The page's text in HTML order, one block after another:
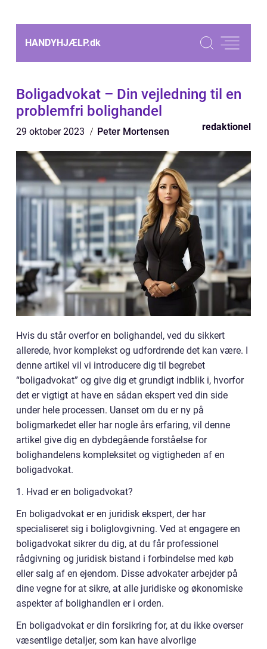
HANDYHJÆLP.dk
Boligadvokat – Din vejledning til en
problemfri bolighandel
29 oktober 2023 Peter Mortensen redaktionel
Hvis du står overfor en bolighandel, ved du sikkert
allerede, hvor komplekst og udfordrende det kan være. I
denne artikel vil vi introducere dig til begrebet
“boligadvokat” og give dig et grundigt indblik i, hvorfor
det er vigtigt at have en sådan ekspert ved din side
under hele processen. Uanset om du er ny på
boligmarkedet eller har nogle års erfaring, vil denne
artikel give dig en dybdegående forståelse for
bolighandelens kompleksitet og vigtigheden af en
boligadvokat.
1. Hvad er en boligadvokat?
En boligadvokat er en juridisk ekspert, der har
specialiseret sig i boliglovgivning. Ved at engagere en
boligadvokat sikrer du dig, at du får professionel
rådgivning og juridisk bistand i forbindelse med køb
eller salg af en ejendom. Disse advokater arbejder på
dine vegne for at sikre, at alle juridiske og økonomiske
aspekter af bolighandlen er i orden.
En boligadvokat er din forsikring for, at du ikke overser
væsentlige detaljer, som kan have alvorlige